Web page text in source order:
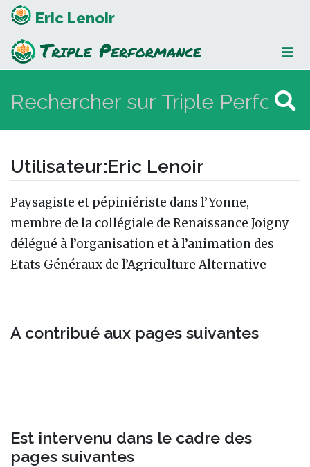
Eric Lenoir
Utilisateur:Eric Lenoir
Aller à :navigation,rechercher
Paysagiste et pépiniériste dans l’Yonne,
membre de la collégiale de Renaissance Joigny
délégué à l’organisation et à l’animation des
Etats Généraux de l’Agriculture Alternative
A contribué aux pages suivantes
Est intervenu dans le cadre des
pages suivantes